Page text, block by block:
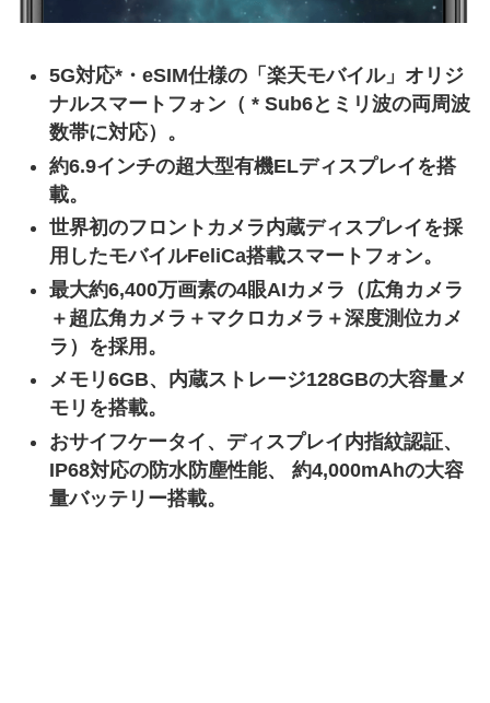
5G対応*・eSIM仕様の「楽天モバイル」オリジ
ナルスマートフォン（ * Sub6とミリ波の両周波
数帯に対応）。
約6.9インチの超大型有機ELディスプレイを搭
載。
世界初のフロントカメラ内蔵ディスプレイを採
用したモバイルFeliCa搭載スマートフォン。
最大約6,400万画素の4眼AIカメラ（広角カメラ
＋超広角カメラ＋マクロカメラ＋深度測位カメ
ラ）を採用。
メモリ6GB、内蔵ストレージ128GBの大容量メ
モリを搭載。
おサイフケータイ、ディスプレイ内指紋認証、
IP68対応の防水防塵性能、 約4,000mAhの大容
量バッテリー搭載。